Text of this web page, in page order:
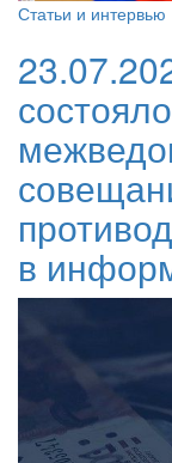
Статьи и интервью
в